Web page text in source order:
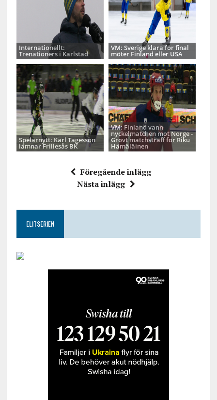
Internationellt:
Trenationers i Karlstad
VM: Sverige klara för final
möter Finland eller USA
Spelarnytt: Karl Tagesson
lämnar Frillesås BK
VM: Finland vann
nyckelmatchen mot Norge -
Grovt matchstraff för Riku
Hämäläinen
Föregående inlägg
Nästa inlägg
ELITSERIEN